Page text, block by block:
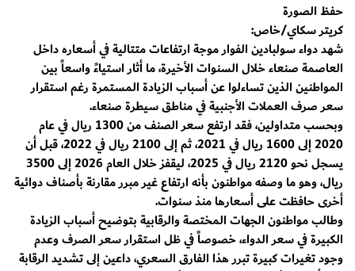
حفظ الصورة
كريتر سكاي/خاص:
شهد دواء سولبادين الفوار موجة ارتفاعات متتالية في أسعاره داخل
العاصمة صنعاء خلال السنوات الأخيرة، ما أثار استياءً واسعاً بين
المواطنين الذين تساءلوا عن أسباب الزيادة المستمرة رغم استقرار
سعر صرف العملات الأجنبية في مناطق سيطرة صنعاء.
وبحسب متداولين، فقد ارتفع سعر الصنف من 1300 ريال في عام
2020 إلى 1600 ريال في 2021، ثم إلى 2100 ريال في 2022، قبل أن
يسجل نحو 2120 ريال في 2025، ليقفز خلال العام 2026 إلى 3500
ريال، وهو ما وصفه مواطنون بأنه ارتفاع غير مبرر مقارنة بأصناف دوائية
أخرى حافظت على أسعارها منذ سنوات.
وطالب مواطنون الجهات المختصة والرقابية بتوضيح أسباب الزيادة
الكبيرة في سعر الدواء، خصوصاً في ظل استقرار سعر الصرف وعدم
وجود تغيرات كبيرة تبرر هذا الفارق السعري، داعين إلى تشديد الرقابة